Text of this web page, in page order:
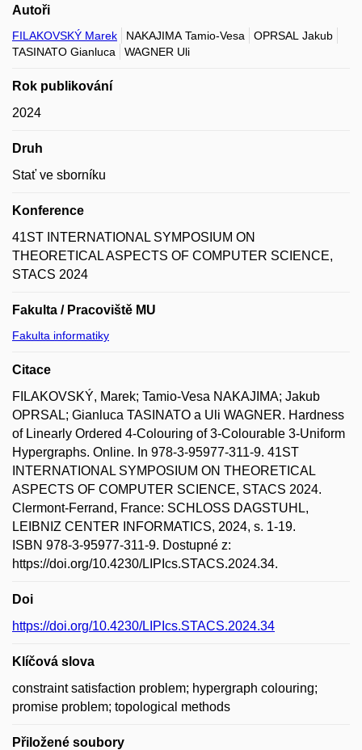
Autoři
FILAKOVSKÝ Marek NAKAJIMA Tamio-Vesa
OPRSAL Jakub
TASINATO Gianluca
WAGNER Uli
Rok publikování
2024
Druh
Stať ve sborníku
Konference
41ST INTERNATIONAL SYMPOSIUM ON
THEORETICAL ASPECTS OF COMPUTER SCIENCE,
STACS 2024
Fakulta / Pracoviště MU
Fakulta informatiky
Citace
FILAKOVSKÝ, Marek; Tamio-Vesa NAKAJIMA; Jakub
OPRSAL; Gianluca TASINATO a Uli WAGNER. Hardness
of Linearly Ordered 4-Colouring of 3-Colourable 3-Uniform
Hypergraphs. Online. In 978-3-95977-311-9. 41ST
INTERNATIONAL SYMPOSIUM ON THEORETICAL
ASPECTS OF COMPUTER SCIENCE, STACS 2024.
Clermont-Ferrand, France: SCHLOSS DAGSTUHL,
LEIBNIZ CENTER INFORMATICS, 2024, s. 1-19.
ISBN 978-3-95977-311-9. Dostupné z:
https://doi.org/10.4230/LIPIcs.STACS.2024.34.
Doi
https://doi.org/10.4230/LIPIcs.STACS.2024.34
Klíčová slova
constraint satisfaction problem; hypergraph colouring;
promise problem; topological methods
Přiložené soubory